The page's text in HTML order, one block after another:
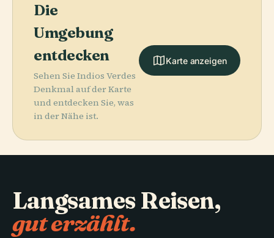
Die
Umgebung
entdecken
Sehen Sie Indios Verdes
Denkmal auf der Karte
und entdecken Sie, was
in der Nähe ist.
Karte anzeigen
Langsames Reisen,
gut erzählt.